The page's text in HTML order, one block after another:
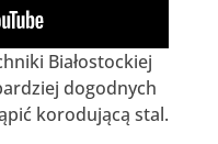
Białostockiej
dogodnych
korodującą stal.